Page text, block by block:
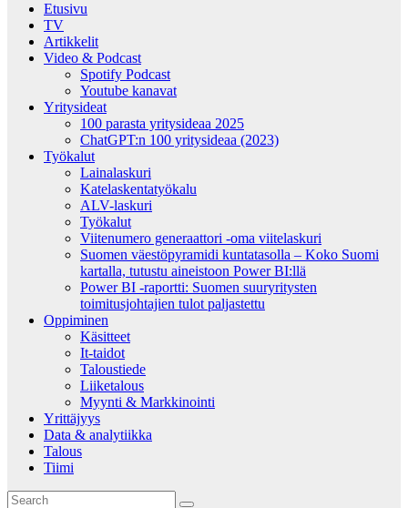
Etusivu
TV
Artikkelit
Video & Podcast
Spotify Podcast
Youtube kanavat
Yritysideat
100 parasta yritysideaa 2025
ChatGPT:n 100 yritysideaa (2023)
Työkalut
Lainalaskuri
Katelaskentatyökalu
ALV-laskuri
Työkalut
Viitenumero generaattori -oma viitelaskuri
Suomen väestöpyramidi kuntatasolla – Koko Suomi
kartalla, tutustu aineistoon Power BI:llä
Power BI -raportti: Suomen suuryritysten
toimitusjohtajien tulot paljastettu
Oppiminen
Käsitteet
It-taidot
Taloustiede
Liiketalous
Myynti & Markkinointi
Yrittäjyys
Data & analytiikka
Talous
Tiimi